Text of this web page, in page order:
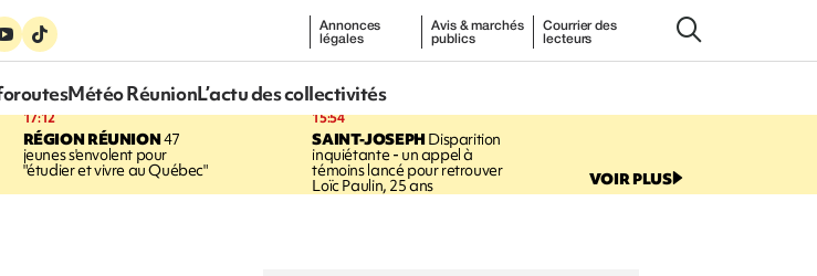
Annonces
légales
Avis & marchés
publics
Courrier des
lecteurs
Météo RéunionL’actu des collectivités
17:12
RÉGION RÉUNION47
jeunes s'envolent pour
"étudier et vivre au Québec"
15:54
SAINT-JOSEPHDisparition
inquiétante - un appel à
témoins lancé pour retrouver
Loïc Paulin, 25 ans VOIR PLUS